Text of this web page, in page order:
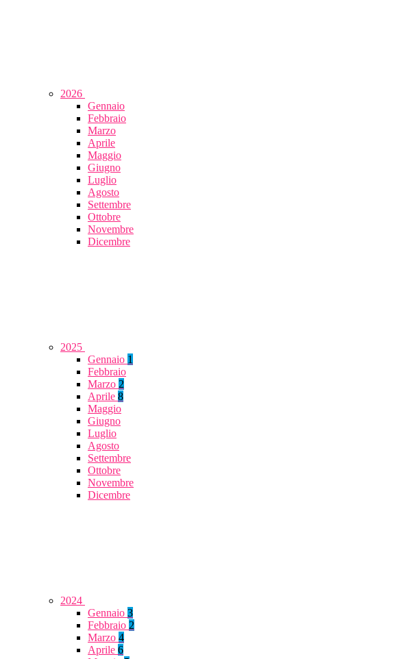
2026
Gennaio
Febbraio
Marzo
Aprile
Maggio
Giugno
Luglio
Agosto
Settembre
Ottobre
Novembre
Dicembre
2025
Gennaio 1
Febbraio
Marzo 2
Aprile 8
Maggio
Giugno
Luglio
Agosto
Settembre
Ottobre
Novembre
Dicembre
2024
Gennaio 3
Febbraio 2
Marzo 4
Aprile 6